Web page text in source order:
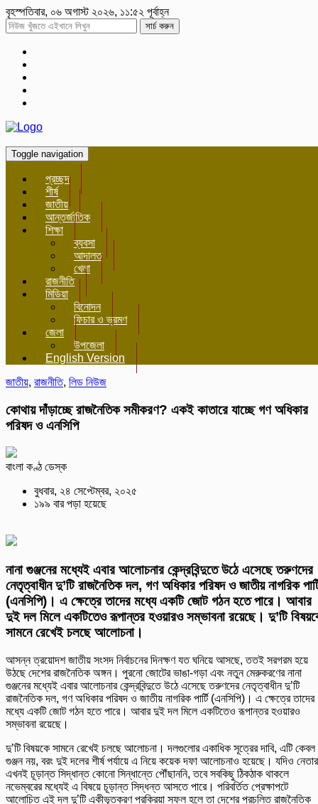
বৃহস্পতিবার, ০৬ অগাস্ট ২০২৬, ১১:৫২ পূর্বাহ্ন
সার্চ করুন
Toggle navigation
প্রচ্ছদ
শীর্ষ
জাতীয়
আন্তর্জাতিক
শিক্ষা
ব্যবসা
আদালত
খেলা
রাজনীতি
মিডিয়া
বিনোদন
ফিচার ও ভ্রমণ
জেলা
উপজেলা
English Version
জাতীয়, রাজনীতি, লিড নিউজ
কোথায় দাঁড়াচ্ছে রাজনৈতিক সমীকরণ? একই কাতারে যাচ্ছে গণ অধিকার
পরিষদ ও এনসিপি
বাংলা কণ্ঠ ডেস্ক
বুধবার, ২৪ সেপ্টেম্বর, ২০২৫
১৯৯ বার পড়া হয়েছে
নানা গুঞ্জনের মধ্যেই এবার আলোচনার কেন্দ্রবিন্দুতে উঠে এসেছে তরুণদের
নেতৃত্বাধীন দু’টি রাজনৈতিক দল, গণ অধিকার পরিষদ ও জাতীয় নাগরিক
(এনসিপি)। এ ক্ষেত্রে তাদের মধ্যে একটি জোট গঠন হতে পারে। আবার
দুই দল মিলে একটিতেও রূপান্তর হওয়ারও সম্ভাবনা রয়েছে। দু’টি
সামনে রেখেই চলছে আলোচনা।
আসন্ন ত্রয়োদশ জাতীয় সংসদ নির্বাচনের দিনক্ষণ যত ঘনিয়ে আসছে, ততই সরগরম হয়ে
উঠছে দেশের রাজনৈতিক অঙ্গন। পুরনো জোটের ভাঙা-গড়া এবং নতুন মেরুকরণের নানা
গুঞ্জনের মধ্যেই এবার আলোচনার কেন্দ্রবিন্দুতে উঠে এসেছে তরুণদের নেতৃত্বাধীন দু’টি
রাজনৈতিক দল, গণ অধিকার পরিষদ ও জাতীয় নাগরিক পার্টি (এনসিপি)। এ ক্ষেত্রে তাদের
মধ্যে একটি জোট গঠন হতে পারে। আবার দুই দল মিলে একটিতেও রূপান্তর হওয়ারও
সম্ভাবনা রয়েছে।
দু’টি বিষয়কে সামনে রেখেই চলছে আলোচনা। দলগুলোর একাধিক সূত্রের দাবি, এটি কেবল
গুঞ্জন নয়, বরং দুই দলের শীর্ষ পর্যায়ে এ নিয়ে কয়েক দফা আলোচনাও হয়েছে। যদিও
এখনই চূড়ান্ত সিদ্ধান্ত কোনো সিন্ধান্তে পৌঁছাননি, তবে সবকিছু ঠিকঠাক থাকলে
নভেম্বরের মধ্যেই এ বিষয়ে চূড়ান্ত সিদ্ধন্ত আসতে পারে। পরিবর্তিত প্রেক্ষাপটে
আলোচিত এই দল দু’টি একীভূতকরণ প্রক্রিয়া সফল হলে তা দেশের প্রচলিত রাজনৈতিক